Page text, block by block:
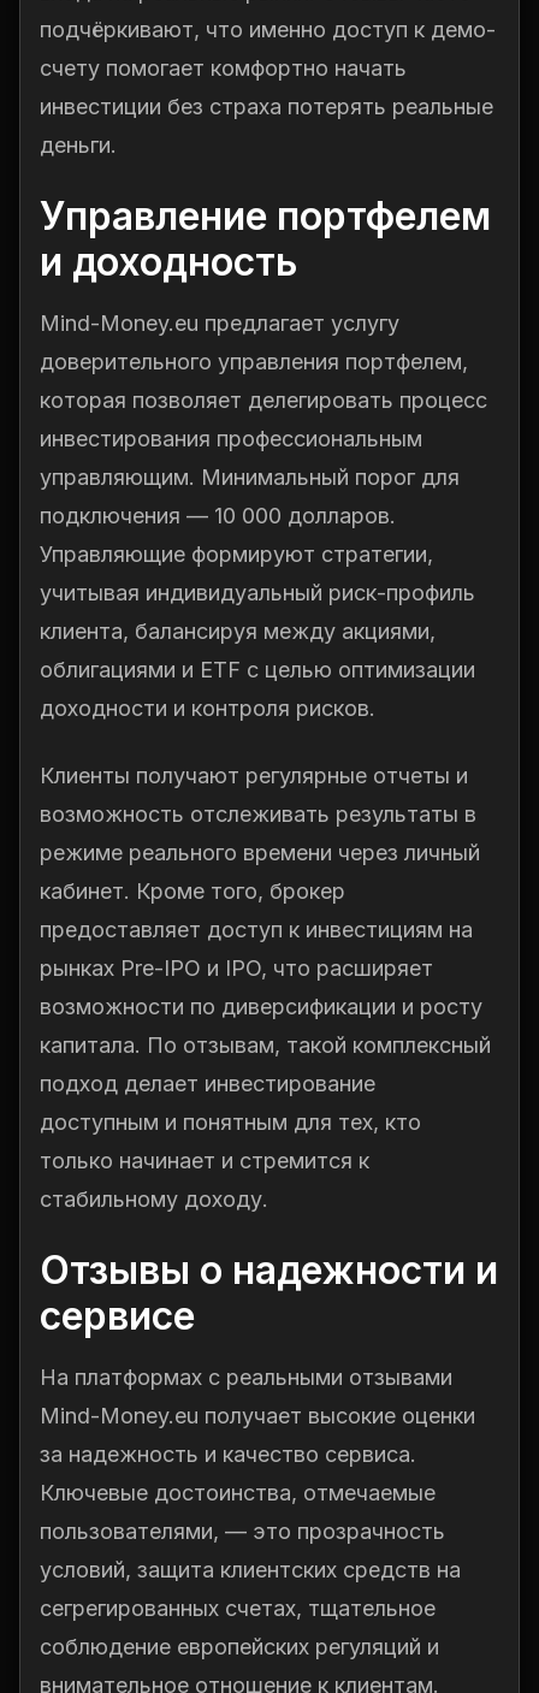
подчёркивают, что именно доступ к демо-
счету помогает комфортно начать
инвестиции без страха потерять реальные
деньги.
Управление портфелем
и доходность
Mind-Money.eu предлагает услугу
доверительного управления портфелем,
которая позволяет делегировать процесс
инвестирования профессиональным
управляющим. Минимальный порог для
подключения — 10 000 долларов.
Управляющие формируют стратегии,
учитывая индивидуальный риск-профиль
клиента, балансируя между акциями,
облигациями и ETF с целью оптимизации
доходности и контроля рисков.
Клиенты получают регулярные отчеты и
возможность отслеживать результаты в
режиме реального времени через личный
кабинет. Кроме того, брокер
предоставляет доступ к инвестициям на
рынках Pre-IPO и IPO, что расширяет
возможности по диверсификации и росту
капитала. По отзывам, такой комплексный
подход делает инвестирование
доступным и понятным для тех, кто
только начинает и стремится к
стабильному доходу.
Отзывы о надежности и
сервисе
На платформах с реальными отзывами
Mind-Money.eu получает высокие оценки
за надежность и качество сервиса.
Ключевые достоинства, отмечаемые
пользователями, — это прозрачность
условий, защита клиентских средств на
сегрегированных счетах, тщательное
соблюдение европейских регуляций и
внимательное отношение к клиентам.